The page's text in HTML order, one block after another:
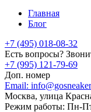
Главная
Блог
+7 (495) 018-08-32
Есть вопросы?
+7 (995) 121-79-69
Доп. номер
Email:
Москва, улица
Режим работы: Пн-